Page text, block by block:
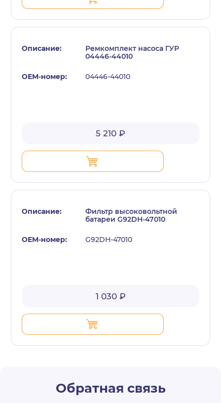
Ремкомплект насоса ГУР
04446-44010
04446-44010
5 210 ₽
Фильтр высоковольтной
батареи G92DH-47010
G92DH-47010
1 030 ₽
Обратная связь